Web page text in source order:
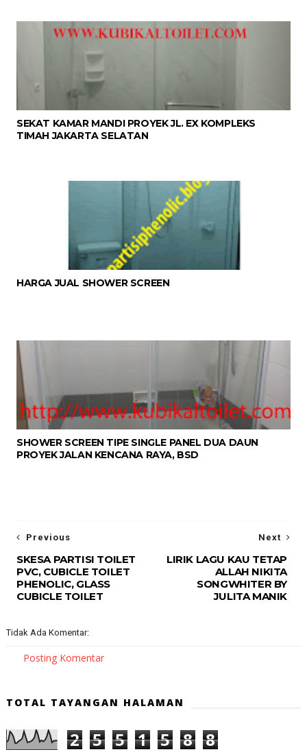
SEKAT KAMAR MANDI PROYEK JL. EX KOMPLEKS
TIMAH JAKARTA SELATAN
HARGA JUAL SHOWER SCREEN
SHOWER SCREEN TIPE SINGLE PANEL DUA DAUN
PROYEK JALAN KENCANA RAYA, BSD
Next
LIRIK LAGU KAU TETAP
ALLAH NIKITA
SONGWHITER BY
JULITA MANIK
Previous
SKESA PARTISI TOILET
PVC, CUBICLE TOILET
PHENOLIC, GLASS
CUBICLE TOILET
Tidak Ada Komentar:
Posting Komentar
TOTAL TAYANGAN HALAMAN
2 5 5 1 5 8 8